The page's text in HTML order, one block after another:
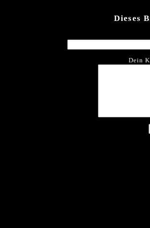
Dieses
Dein